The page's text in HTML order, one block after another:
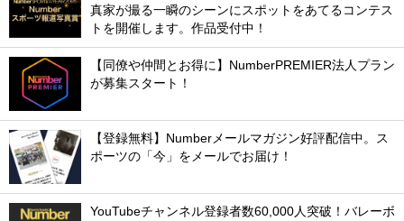
真家が撮る一瞬のシーンにスポットをあてるコンテス
トを開催します。作品受付中！
【同僚や仲間とお得に】NumberPREMIER法人プラン
が募集スタート！
【登録無料】Numberメールマガジン好評配信中。ス
ポーツの「今」をメールでお届け！
YouTubeチャンネル登録者数60,000人突破！バレーボ